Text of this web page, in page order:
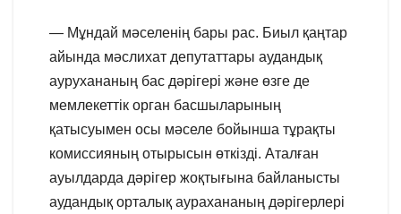
— Мұндай мәселенің бары рас. Биыл қаңтар
айында мәслихат депутаттары аудандық
аурухананың бас дәрігері және өзге де
мемлекеттік орган басшыларының
қатысуымен осы мәселе бойынша тұрақты
комиссияның отырысын өткізді. Аталған
ауылдарда дәрігер жоқтығына байланысты
аудандық орталық аурахананың дәрігерлері